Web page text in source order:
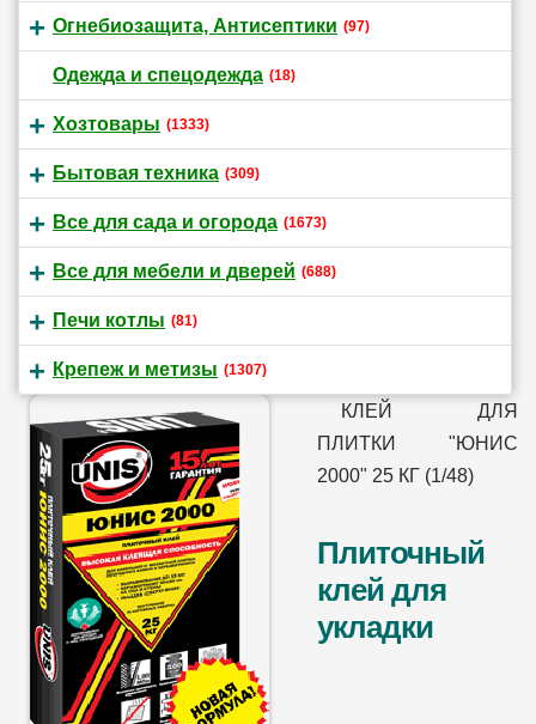
Огнебиозащита, Антисептики (97)
Одежда и спецодежда (18)
Хозтовары (1333)
Бытовая техника (309)
Все для сада и огорода (1673)
Все для мебели и дверей (688)
Печи котлы (81)
Крепеж и метизы (1307)
КЛЕЙ ДЛЯ
ПЛИТКИ "ЮНИС
2000" 25 КГ (1/48)
Плиточный
клей для
укладки